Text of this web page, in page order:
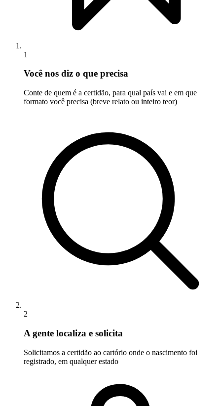
1
Você nos diz o que precisa
Conte de quem é a certidão, para qual país vai e em que
formato você precisa (breve relato ou inteiro teor)
2
A gente localiza e solicita
Solicitamos a certidão ao cartório onde o nascimento foi
registrado, em qualquer estado